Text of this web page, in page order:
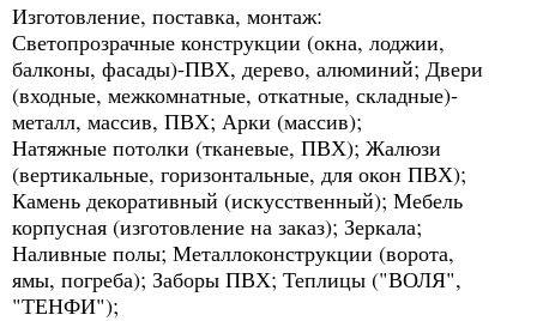
Изготовление, поставка, монтаж:
Светопрозрачные конструкции (окна, лоджии,
балконы, фасады)-ПВХ, дерево, алюминий; Двери
(входные, межкомнатные, откатные, складные)-
металл, массив, ПВХ; Арки (массив);
Натяжные потолки (тканевые, ПВХ); Жалюзи
(вертикальные, горизонтальные, для окон ПВХ);
Камень декоративный (искусственный); Мебель
корпусная (изготовление на заказ); Зеркала;
Наливные полы; Металлоконструкции (ворота,
ямы, погреба); Заборы ПВХ; Теплицы ("ВОЛЯ",
"ТЕНФИ");